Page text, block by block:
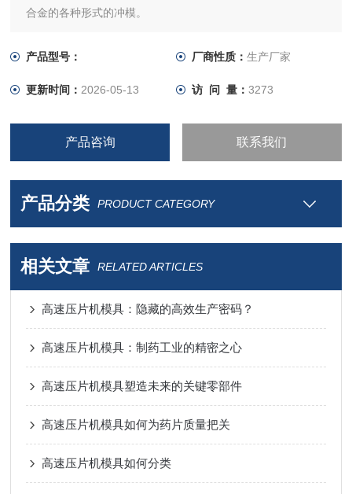
合金的各种形式的冲模。
产品型号： 厂商性质： 生产厂家
更新时间： 2026-05-13 访 问 量： 3273
产品咨询 联系我们
产品分类 PRODUCT CATEGORY
相关文章 RELATED ARTICLES
高速压片机模具：隐藏的高效生产密码？
高速压片机模具：制药工业的精密之心
高速压片机模具塑造未来的关键零部件
高速压片机模具如何为药片质量把关
高速压片机模具如何分类